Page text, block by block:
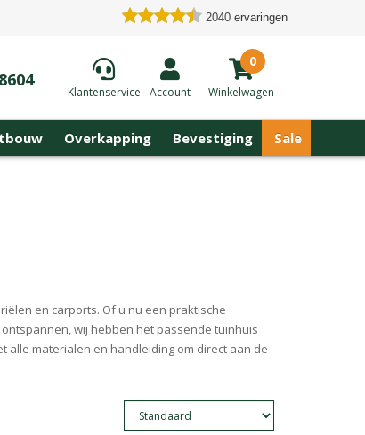
2040 ervaringen
Klantenservice Account
0
Winkelwagen
Overkapping Bevestiging Sale
en carports. Of u nu een praktische
wij hebben het passende tuinhuis
alle materialen en handleiding om direct aan de